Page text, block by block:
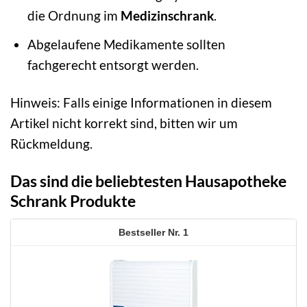
die Ordnung im Medizinschrank.
Abgelaufene Medikamente sollten
fachgerecht entsorgt werden.
Hinweis: Falls einige Informationen in diesem
Artikel nicht korrekt sind, bitten wir um
Rückmeldung.
Das sind die beliebtesten Hausapotheke
Schrank Produkte
1